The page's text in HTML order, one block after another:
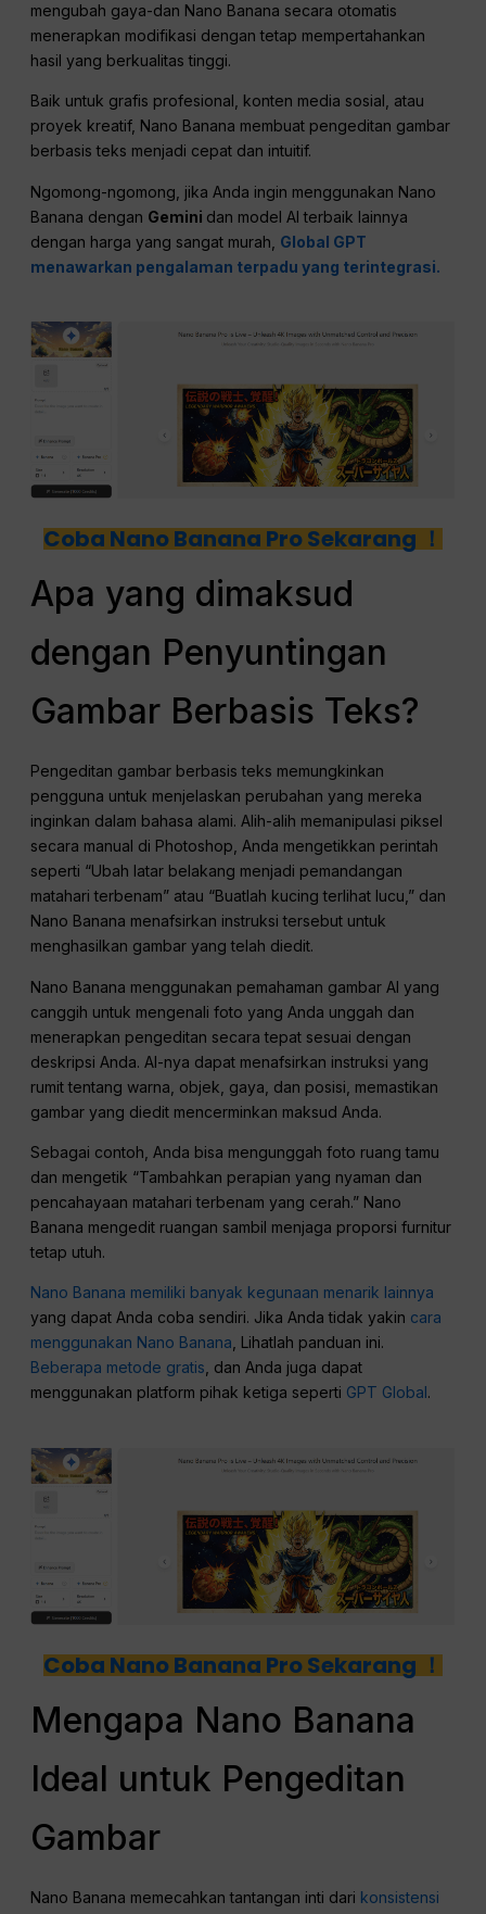
mengubah gaya-dan Nano Banana secara otomatis
menerapkan modifikasi dengan tetap mempertahankan
hasil yang berkualitas tinggi.
Baik untuk grafis profesional, konten media sosial, atau
proyek kreatif, Nano Banana membuat pengeditan gambar
berbasis teks menjadi cepat dan intuitif.
Ngomong-ngomong, jika Anda ingin menggunakan Nano
Banana dengan Gemini dan model AI terbaik lainnya
dengan harga yang sangat murah, Global GPT
menawarkan pengalaman terpadu yang terintegrasi.
Coba Nano Banana Pro Sekarang ！
Apa yang dimaksud
dengan Penyuntingan
Gambar Berbasis Teks?
Pengeditan gambar berbasis teks memungkinkan
pengguna untuk menjelaskan perubahan yang mereka
inginkan dalam bahasa alami. Alih-alih memanipulasi piksel
secara manual di Photoshop, Anda mengetikkan perintah
seperti “Ubah latar belakang menjadi pemandangan
matahari terbenam” atau “Buatlah kucing terlihat lucu,” dan
Nano Banana menafsirkan instruksi tersebut untuk
menghasilkan gambar yang telah diedit.
Nano Banana menggunakan pemahaman gambar AI yang
canggih untuk mengenali foto yang Anda unggah dan
menerapkan pengeditan secara tepat sesuai dengan
deskripsi Anda. AI-nya dapat menafsirkan instruksi yang
rumit tentang warna, objek, gaya, dan posisi, memastikan
gambar yang diedit mencerminkan maksud Anda.
Sebagai contoh, Anda bisa mengunggah foto ruang tamu
dan mengetik “Tambahkan perapian yang nyaman dan
pencahayaan matahari terbenam yang cerah.” Nano
Banana mengedit ruangan sambil menjaga proporsi furnitur
tetap utuh.
Nano Banana memiliki banyak kegunaan menarik lainnya
yang dapat Anda coba sendiri. Jika Anda tidak yakin cara
menggunakan Nano Banana, Lihatlah panduan ini.
Beberapa metode gratis, dan Anda juga dapat
menggunakan platform pihak ketiga seperti GPT Global.
Coba Nano Banana Pro Sekarang ！
Mengapa Nano Banana
Ideal untuk Pengeditan
Gambar
Nano Banana memecahkan tantangan inti dari konsistensi